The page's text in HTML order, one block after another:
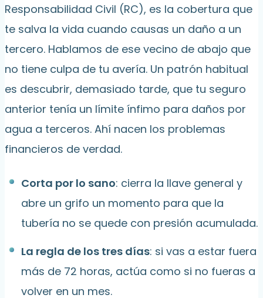
Responsabilidad Civil (RC), es la cobertura que
te salva la vida cuando causas un daño a un
tercero. Hablamos de ese vecino de abajo que
no tiene culpa de tu avería. Un patrón habitual
es descubrir, demasiado tarde, que tu seguro
anterior tenía un límite ínfimo para daños por
agua a terceros. Ahí nacen los problemas
financieros de verdad.
Corta por lo sano: cierra la llave general y
abre un grifo un momento para que la
tubería no se quede con presión acumulada.
La regla de los tres días: si vas a estar fuera
más de 72 horas, actúa como si no fueras a
volver en un mes.